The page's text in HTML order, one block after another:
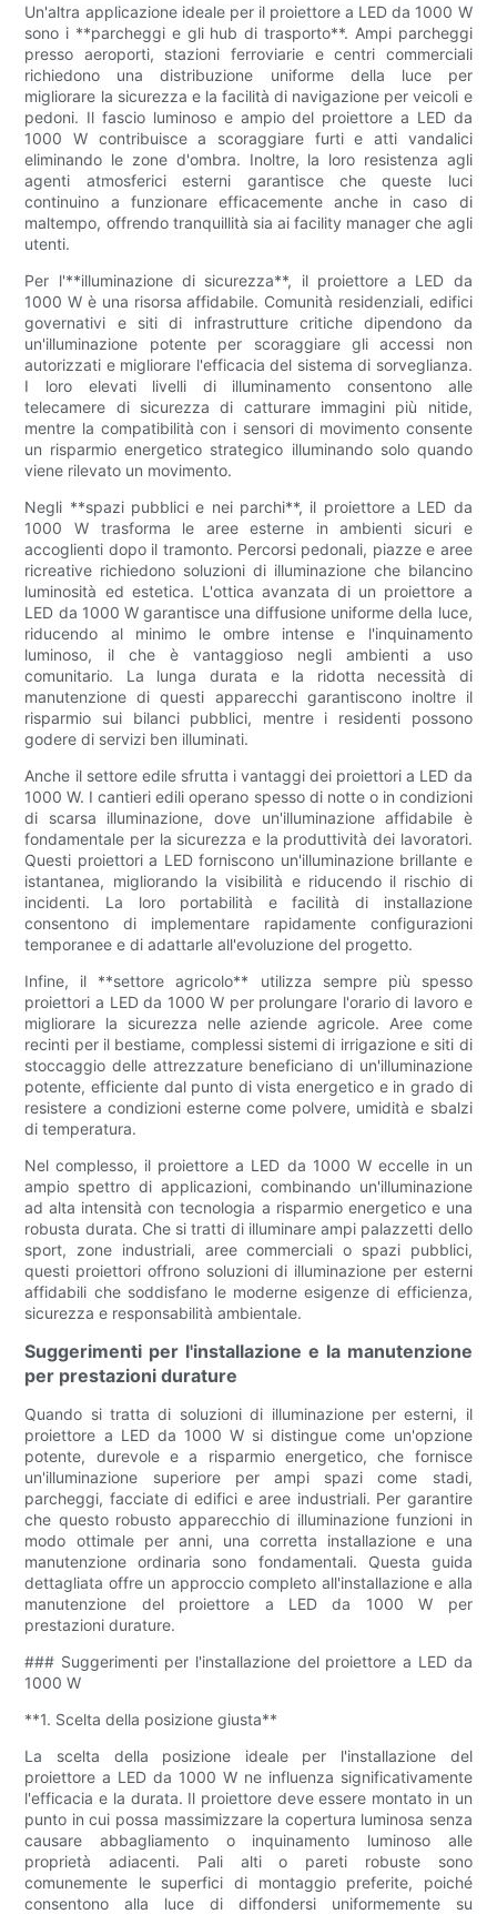
Un'altra applicazione ideale per il proiettore a LED da 1000 W
sono i **parcheggi e gli hub di trasporto**. Ampi parcheggi
presso aeroporti, stazioni ferroviarie e centri commerciali
richiedono una distribuzione uniforme della luce per
migliorare la sicurezza e la facilità di navigazione per veicoli e
pedoni. Il fascio luminoso e ampio del proiettore a LED da
1000 W contribuisce a scoraggiare furti e atti vandalici
eliminando le zone d'ombra. Inoltre, la loro resistenza agli
agenti atmosferici esterni garantisce che queste luci
continuino a funzionare efficacemente anche in caso di
maltempo, offrendo tranquillità sia ai facility manager che agli
utenti.
Per l'**illuminazione di sicurezza**, il proiettore a LED da
1000 W è una risorsa affidabile. Comunità residenziali, edifici
governativi e siti di infrastrutture critiche dipendono da
un'illuminazione potente per scoraggiare gli accessi non
autorizzati e migliorare l'efficacia del sistema di sorveglianza.
I loro elevati livelli di illuminamento consentono alle
telecamere di sicurezza di catturare immagini più nitide,
mentre la compatibilità con i sensori di movimento consente
un risparmio energetico strategico illuminando solo quando
viene rilevato un movimento.
Negli **spazi pubblici e nei parchi**, il proiettore a LED da
1000 W trasforma le aree esterne in ambienti sicuri e
accoglienti dopo il tramonto. Percorsi pedonali, piazze e aree
ricreative richiedono soluzioni di illuminazione che bilancino
luminosità ed estetica. L'ottica avanzata di un proiettore a
LED da 1000 W garantisce una diffusione uniforme della luce,
riducendo al minimo le ombre intense e l'inquinamento
luminoso, il che è vantaggioso negli ambienti a uso
comunitario. La lunga durata e la ridotta necessità di
manutenzione di questi apparecchi garantiscono inoltre il
risparmio sui bilanci pubblici, mentre i residenti possono
godere di servizi ben illuminati.
Anche il settore edile sfrutta i vantaggi dei proiettori a LED da
1000 W. I cantieri edili operano spesso di notte o in condizioni
di scarsa illuminazione, dove un'illuminazione affidabile è
fondamentale per la sicurezza e la produttività dei lavoratori.
Questi proiettori a LED forniscono un'illuminazione brillante e
istantanea, migliorando la visibilità e riducendo il rischio di
incidenti. La loro portabilità e facilità di installazione
consentono di implementare rapidamente configurazioni
temporanee e di adattarle all'evoluzione del progetto.
Infine, il **settore agricolo** utilizza sempre più spesso
proiettori a LED da 1000 W per prolungare l'orario di lavoro e
migliorare la sicurezza nelle aziende agricole. Aree come
recinti per il bestiame, complessi sistemi di irrigazione e siti di
stoccaggio delle attrezzature beneficiano di un'illuminazione
potente, efficiente dal punto di vista energetico e in grado di
resistere a condizioni esterne come polvere, umidità e sbalzi
di temperatura.
Nel complesso, il proiettore a LED da 1000 W eccelle in un
ampio spettro di applicazioni, combinando un'illuminazione
ad alta intensità con tecnologia a risparmio energetico e una
robusta durata. Che si tratti di illuminare ampi palazzetti dello
sport, zone industriali, aree commerciali o spazi pubblici,
questi proiettori offrono soluzioni di illuminazione per esterni
affidabili che soddisfano le moderne esigenze di efficienza,
sicurezza e responsabilità ambientale.
Suggerimenti per l'installazione e la manutenzione
per prestazioni durature
Quando si tratta di soluzioni di illuminazione per esterni, il
proiettore a LED da 1000 W si distingue come un'opzione
potente, durevole e a risparmio energetico, che fornisce
un'illuminazione superiore per ampi spazi come stadi,
parcheggi, facciate di edifici e aree industriali. Per garantire
che questo robusto apparecchio di illuminazione funzioni in
modo ottimale per anni, una corretta installazione e una
manutenzione ordinaria sono fondamentali. Questa guida
dettagliata offre un approccio completo all'installazione e alla
manutenzione del proiettore a LED da 1000 W per
prestazioni durature.
### Suggerimenti per l'installazione del proiettore a LED da
1000 W
**1. Scelta della posizione giusta**
La scelta della posizione ideale per l'installazione del
proiettore a LED da 1000 W ne influenza significativamente
l'efficacia e la durata. Il proiettore deve essere montato in un
punto in cui possa massimizzare la copertura luminosa senza
causare abbagliamento o inquinamento luminoso alle
proprietà adiacenti. Pali alti o pareti robuste sono
comunemente le superfici di montaggio preferite, poiché
consentono alla luce di diffondersi uniformemente su